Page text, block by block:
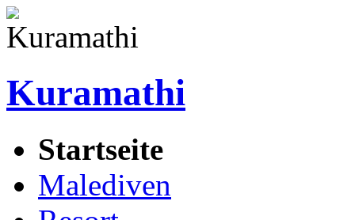
Kuramathi
Startseite
Malediven